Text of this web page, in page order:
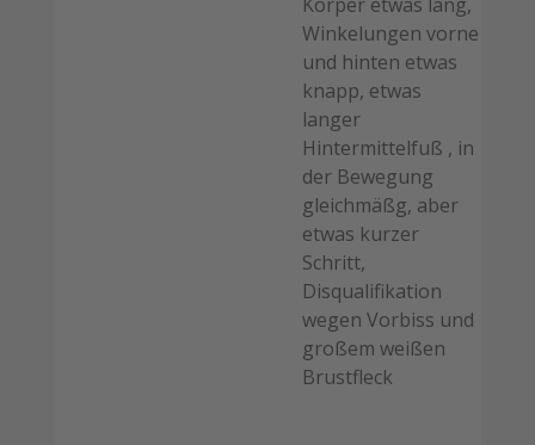
Winkelungen vorne
und hinten etwas
knapp, etwas
langer
Hintermittelfuß , in
der Bewegung
gleichmäßg, aber
etwas kurzer
Schritt,
Disqualifikation
wegen Vorbiss und
großem weißen
Brustfleck